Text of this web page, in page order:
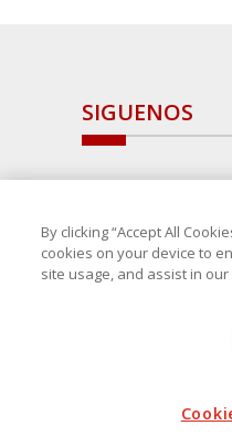
SIGUENOS
Aviso Legal
By clicking “Accept All
cookies on your device to
site usage, and assist in